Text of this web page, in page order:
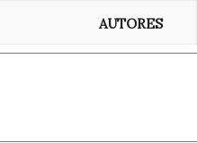
AUTORES